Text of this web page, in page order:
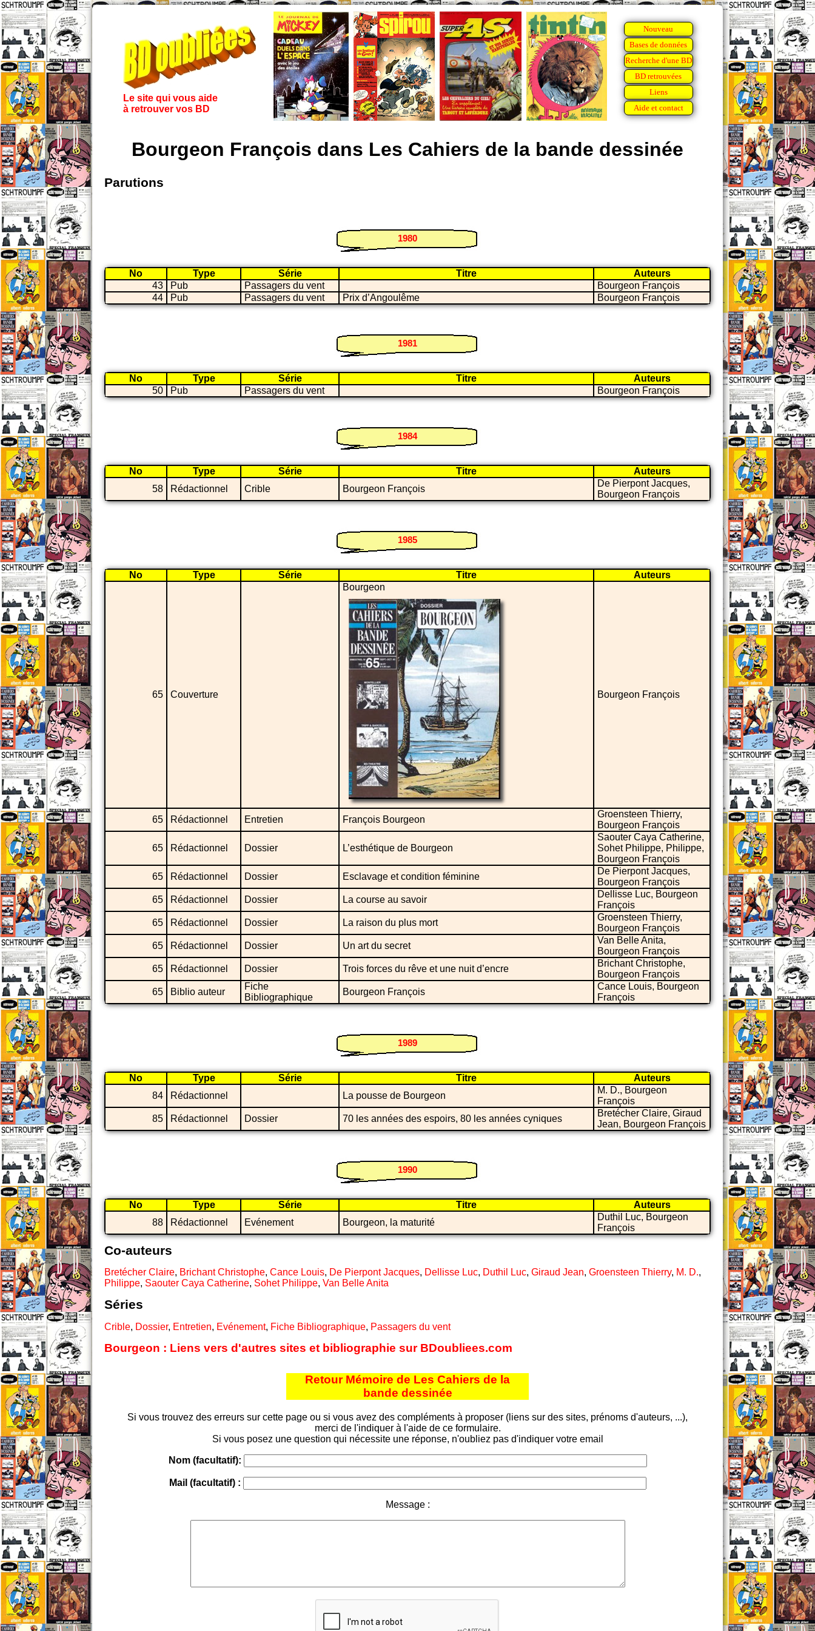
Le site qui vous aide
à retrouver vos BD
Nouveau
Bases de données
Recherche d'une BD
BD retrouvées
Liens
Aide et contact
Bourgeon François dans Les Cahiers de la bande dessinée
Parutions
1980
No Type Série Titre
Auteurs
43
Pub Passagers du vent
Bourgeon François
44
Pub Passagers du vent Prix d’Angoulême Bourgeon François
1981
No Type Série Titre
Auteurs
50
Pub Passagers du vent Bourgeon François
1984
No Type Série Titre
Auteurs
58
Rédactionnel Crible Bourgeon François
De Pierpont Jacques,
Bourgeon François
1985
No Type Série Titre Auteurs
65 Couverture
Bourgeon
Bourgeon François
65 Rédactionnel Entretien François Bourgeon
Groensteen Thierry,
Bourgeon François
65 Rédactionnel Dossier L’esthétique de Bourgeon
Saouter Caya Catherine,
Sohet Philippe, Philippe,
Bourgeon François
65
Rédactionnel Dossier Esclavage et condition féminine
De Pierpont Jacques,
Bourgeon François
65
Rédactionnel Dossier La course au savoir
Dellisse Luc, Bourgeon
François
65
Rédactionnel Dossier La raison du plus mort
Groensteen Thierry,
Bourgeon François
65
Rédactionnel Dossier Un art du secret
Van Belle Anita,
Bourgeon François
65
Rédactionnel Dossier Trois forces du rêve et une nuit d’encre
Brichant Christophe,
Bourgeon François
65
Biblio auteur
Fiche
Bibliographique
Bourgeon François
Cance Louis, Bourgeon
François
1989
No Type Série Titre
Auteurs
84
Rédactionnel La pousse de Bourgeon
M. D., Bourgeon
François
85
Rédactionnel Dossier 70 les années des espoirs, 80 les années cyniques
Bretécher Claire, Giraud
Jean, Bourgeon François
1990
No Type Série Titre
Auteurs
88
Rédactionnel Evénement Bourgeon, la maturité
Duthil Luc, Bourgeon
François
Co-auteurs
Bretécher Claire, Brichant Christophe, Cance Louis, De Pierpont Jacques, Dellisse Luc, Duthil Luc, Giraud Jean, Groensteen Thierry, M. D.,
Philippe, Saouter Caya Catherine, Sohet Philippe, Van Belle Anita
Séries
Crible, Dossier, Entretien, Evénement, Fiche Bibliographique, Passagers du vent
Bourgeon : Liens vers d'autres sites et bibliographie sur BDoubliees.com
Retour Mémoire de Les Cahiers de la
bande dessinée
Si vous trouvez des erreurs sur cette page ou si vous avez des compléments à proposer (liens sur des sites, prénoms d'auteurs, ...),
merci de l'indiquer à l'aide de ce formulaire.
Si vous posez une question qui nécessite une réponse, n'oubliez pas d'indiquer votre email
Nom (facultatif):
Mail (facultatif) :
Message :